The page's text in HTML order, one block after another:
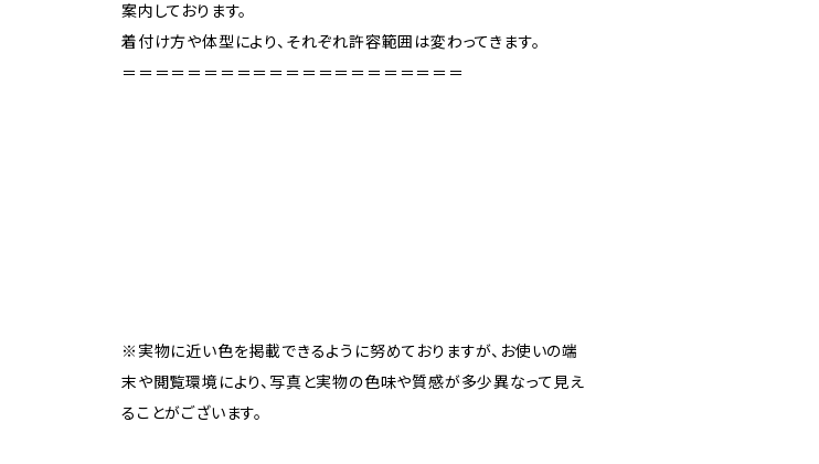
案内しております。
着付け方や体型により、それぞれ許容範囲は変わってきます。
＝＝＝＝＝＝＝＝＝＝＝＝＝＝＝＝＝＝＝＝＝
※実物に近い色を掲載できるように努めておりますが、お使いの端
末や閲覧環境により、写真と実物の色味や質感が多少異なって見え
ることがございます。